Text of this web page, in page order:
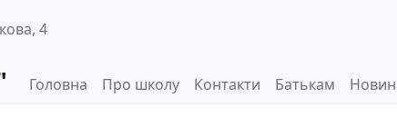
4
Головна Про школу Контакти Батькам